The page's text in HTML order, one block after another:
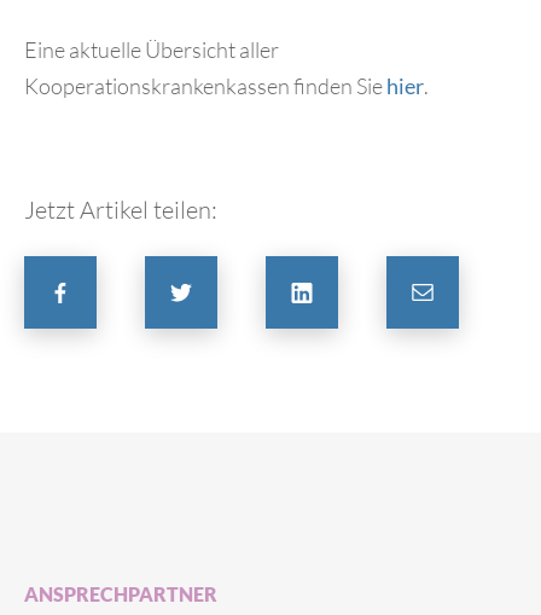
Eine aktuelle Übersicht aller
Kooperationskrankenkassen finden Siehier.
Jetzt Artikel teilen:
ANSPRECHPARTNER